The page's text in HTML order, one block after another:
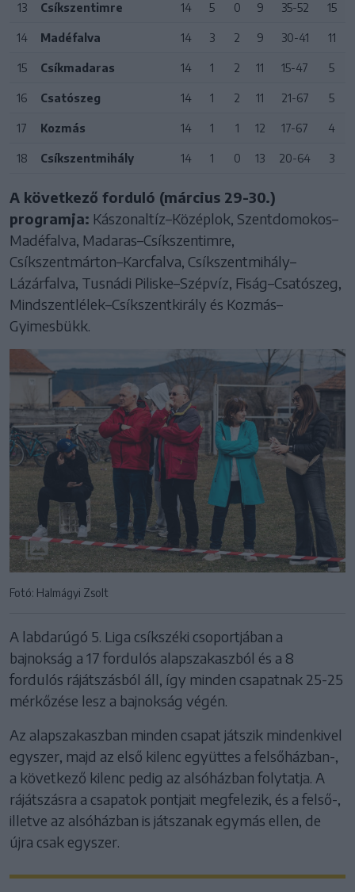
13 Csíkszentimre 14 5 0 9 35-52 15
14 Madéfalva 14 3 2 9 30-41 11
15 Csíkmadaras 14 1 2 11 15-47 5
16 Csatószeg 14 1 2 11 21-67 5
17 Kozmás 14 1 1 12 17-67 4
18 Csíkszentmihály 14 1 0 13 20-64 3
A következő forduló (március 29-30.)
programja: Kászonaltíz–Középlok, Szentdomokos–
Madéfalva, Madaras–Csíkszentimre,
Csíkszentmárton–Karcfalva, Csíkszentmihály–
Lázárfalva, Tusnádi Piliske–Szépvíz, Fiság–Csatószeg,
Mindszentlélek–Csíkszentkirály és Kozmás–
Gyimesbükk.
Fotó: Halmágyi Zsolt
A labdarúgó 5. Liga csíkszéki csoportjában a
bajnokság a 17 fordulós alapszakaszból és a 8
fordulós rájátszásból áll, így minden csapatnak 25-25
mérkőzése lesz a bajnokság végén.
Az alapszakaszban minden csapat játszik mindenkivel
egyszer, majd az első kilenc együttes a felsőházban-,
a következő kilenc pedig az alsóházban folytatja. A
rájátszásra a csapatok pontjait megfelezik, és a felső-,
illetve az alsóházban is játszanak egymás ellen, de
újra csak egyszer.